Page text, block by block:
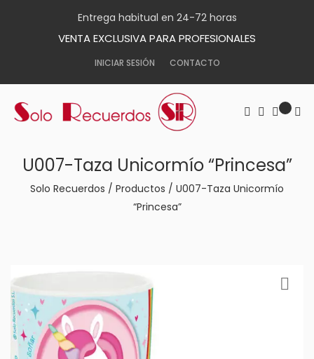
Entrega habitual en 24-72 horas
VENTA EXCLUSIVA PARA PROFESIONALES
INICIAR SESIÓN CONTACTO
U007-Taza Unicormío “Princesa”
Solo Recuerdos / Productos / U007-Taza Unicormío
“Princesa”